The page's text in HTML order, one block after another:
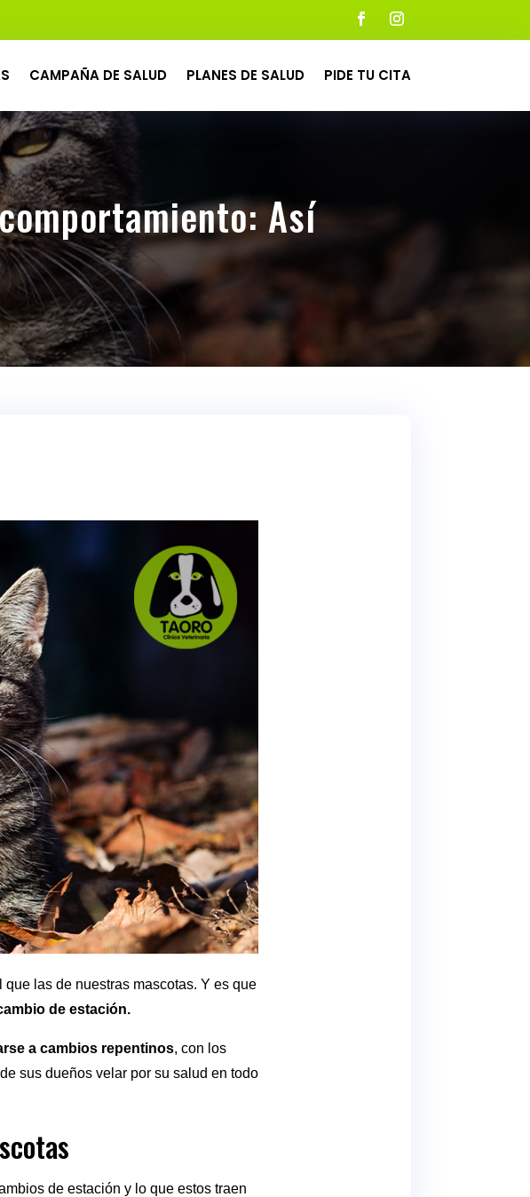
CAMPAÑA DE SALUD PLANES DE SALUD PIDE TU CITA
Así
las de nuestras mascotas. Y es que
de estación.
a cambios repentinos, con los
sus dueños velar por su salud en todo
de estación y lo que estos traen